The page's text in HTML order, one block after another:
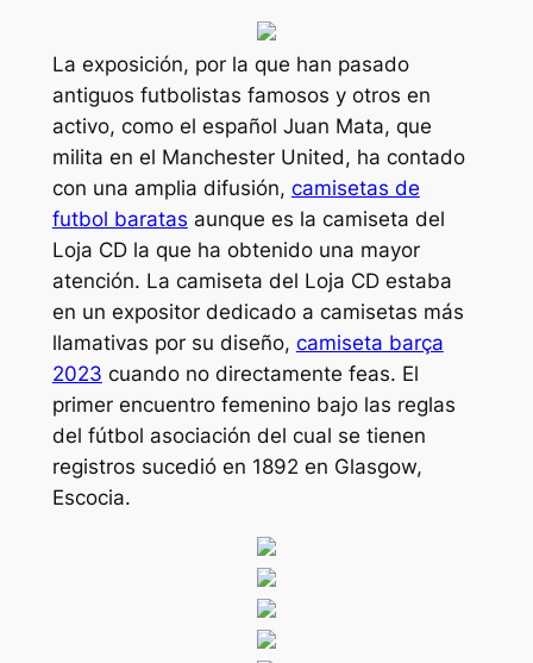
La exposición, por la que han pasado
antiguos futbolistas famosos y otros en
activo, como el español Juan Mata, que
milita en el Manchester United, ha contado
con una amplia difusión, camisetas de
futbol baratas aunque es la camiseta del
Loja CD la que ha obtenido una mayor
atención. La camiseta del Loja CD estaba
en un expositor dedicado a camisetas más
llamativas por su diseño, camiseta barça
2023 cuando no directamente feas. El
primer encuentro femenino bajo las reglas
del fútbol asociación del cual se tienen
registros sucedió en 1892 en Glasgow,
Escocia.